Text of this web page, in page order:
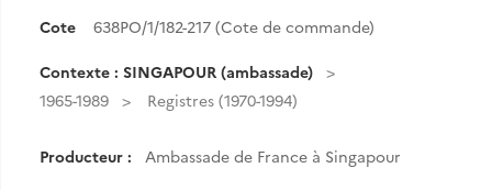
Cote 638PO/1/182-217 (Cote de commande)
Contexte : SINGAPOUR (ambassade)
1965-1989
Registres (1970-1994)
Producteur : Ambassade de France à Singapour